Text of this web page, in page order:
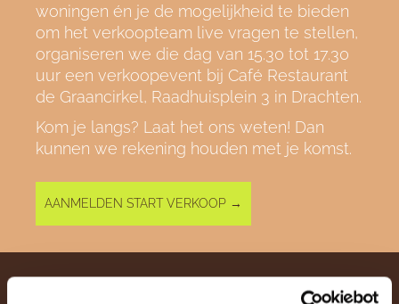
woningen én je de mogelijkheid te bieden
om het verkoopteam live vragen te stellen,
organiseren we die dag van 15.30 tot 17.30
uur een verkoopevent bij Café Restaurant
de Graancirkel, Raadhuisplein 3 in Drachten.
Kom je langs? Laat het ons weten! Dan
kunnen we rekening houden met je komst.
AANMELDEN START VERKOOP →